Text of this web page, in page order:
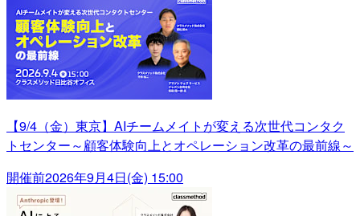
【9/4（金）東京】AIチームメイトが変える次世代コンタク
トセンター～顧客体験向上とオペレーション改革の最前線～
開催前2026年9月4日(金) 15:00